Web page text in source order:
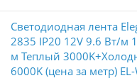
Светодиодная лента
2835 IP20 12V 9.6 Вт/м
м Теплый
6000K (цена за метр)